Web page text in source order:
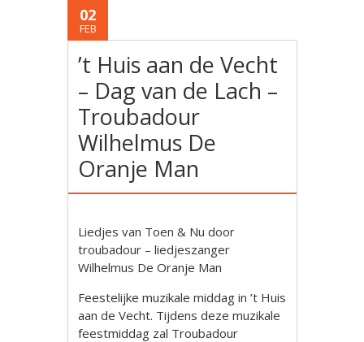
02
FEB
’t Huis aan de Vecht
– Dag van de Lach –
Troubadour
Wilhelmus De
Oranje Man
Liedjes van Toen & Nu door
troubadour – liedjeszanger
Wilhelmus De Oranje Man
Feestelijke muzikale middag in ’t Huis
aan de Vecht. Tijdens deze muzikale
feestmiddag zal Troubadour